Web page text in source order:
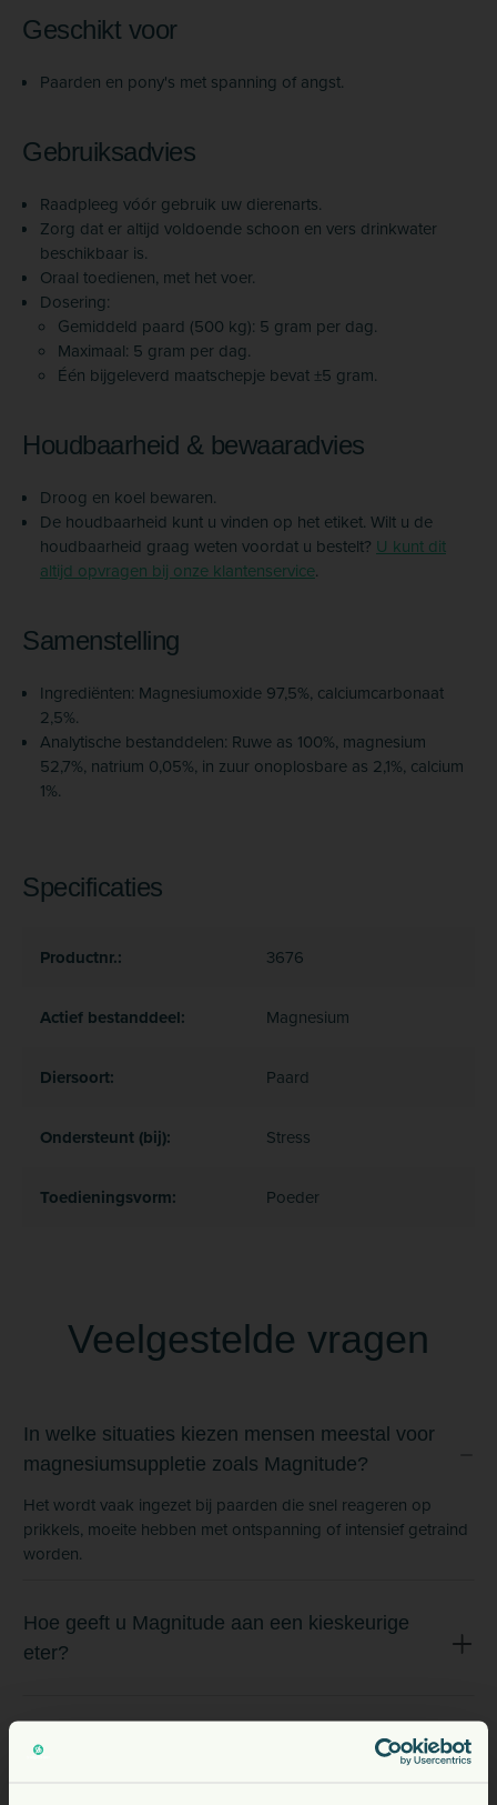
Geschikt voor
Paarden en pony's met spanning of angst.
Gebruiksadvies
Raadpleeg vóór gebruik uw dierenarts.
Zorg dat er altijd voldoende schoon en vers drinkwater
beschikbaar is.
Oraal toedienen, met het voer.
Dosering:
Gemiddeld paard (500 kg): 5 gram per dag.
Maximaal: 5 gram per dag.
Één bijgeleverd maatschepje bevat ±5 gram.
Houdbaarheid & bewaaradvies
Droog en koel bewaren.
De houdbaarheid kunt u vinden op het etiket. Wilt u de
houdbaarheid graag weten voordat u bestelt? U kunt dit
altijd opvragen bij onze klantenservice.
Samenstelling
Ingrediënten: Magnesiumoxide 97,5%, calciumcarbonaat
2,5%.
Analytische bestanddelen: Ruwe as 100%, magnesium
52,7%, natrium 0,05%, in zuur onoplosbare as 2,1%, calcium
1%.
Specificaties
Productnr.: 3676
Actief bestanddeel: Magnesium
Diersoort: Paard
Ondersteunt (bij): Stress
Toedieningsvorm: Poeder
Veelgestelde vragen
In welke situaties kiezen mensen meestal voor
magnesiumsuppletie zoals Magnitude?
Het wordt vaak ingezet bij paarden die snel reageren op
prikkels, moeite hebben met ontspanning of intensief getraind
worden.
Hoe geeft u Magnitude aan een kieskeurige
eter?
Hoe lang doet u met een verpakking van 1 kg bij